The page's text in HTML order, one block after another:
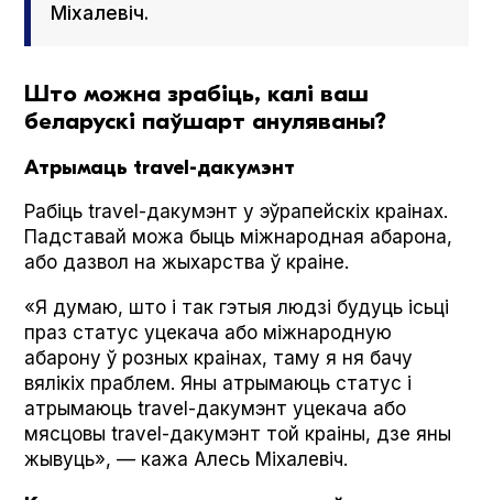
Міхалевіч.
Што можна зрабіць, калі ваш
беларускі паўшарт ануляваны?
Атрымаць travel-дакумэнт
Рабіць trav­el-дакумэнт у эўрапейскіх краінах.
Падставай можа быць міжнародная абарона,
або дазвол на жыхарства ў краіне.
«Я думаю, што і так гэтыя людзі будуць ісьці
праз статус уцекача або міжнародную
абарону ў розных краінах, таму я ня бачу
вялікіх праблем. Яны атрымаюць статус і
атрымаюць trav­el-дакумэнт уцекача або
мясцовы trav­el-дакумэнт той краіны, дзе яны
жывуць», — кажа Алесь Міхалевіч.